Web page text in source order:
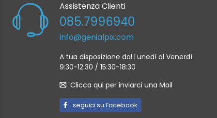
Assistenza Clienti
085.7996940
info@genialpix.com
A tua disposizione dal Lunedì al Venerdì
9:30-12:30 / 15:30-18:30
Clicca qui per inviarci una Mail
seguici su Facebook